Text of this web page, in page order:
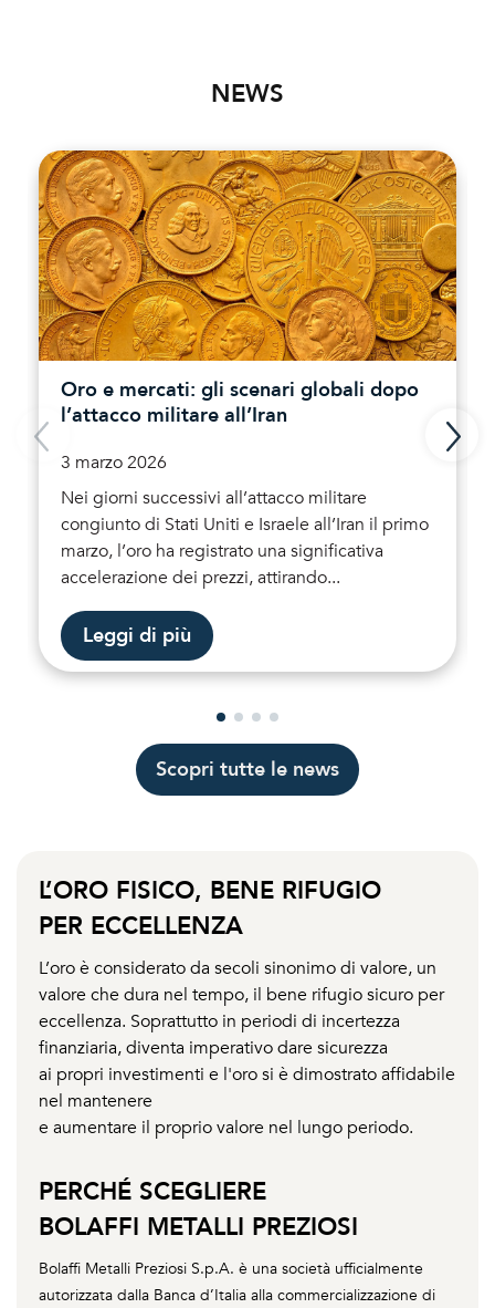
NEWS
Oro e mercati: gli scenari globali dopo
l’attacco militare all’Iran
3 marzo 2026
Nei giorni successivi all’attacco militare
congiunto di Stati Uniti e Israele all’Iran il primo
marzo, l’oro ha registrato una significativa
accelerazione dei prezzi, attirando...
Leggi di più
Scopri tutte le news
L’ORO FISICO, BENE RIFUGIO
PER ECCELLENZA
L’oro è considerato da secoli sinonimo di valore, un
valore che dura nel tempo, il bene rifugio sicuro per
eccellenza. Soprattutto in periodi di incertezza
finanziaria, diventa imperativo dare sicurezza
ai propri investimenti e l'oro si è dimostrato affidabile
nel mantenere
e aumentare il proprio valore nel lungo periodo.
PERCHÉ SCEGLIERE
BOLAFFI METALLI PREZIOSI
Bolaffi Metalli Preziosi S.p.A. è una società ufficialmente
autorizzata dalla Banca d’Italia alla commercializzazione di